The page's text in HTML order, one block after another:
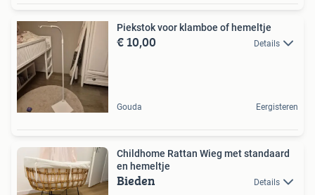
Piekstok voor klamboe of hemeltje
€ 10,00 Details
Gouda Eergisteren
Childhome Rattan Wieg met standaard
en hemeltje
Bieden Details